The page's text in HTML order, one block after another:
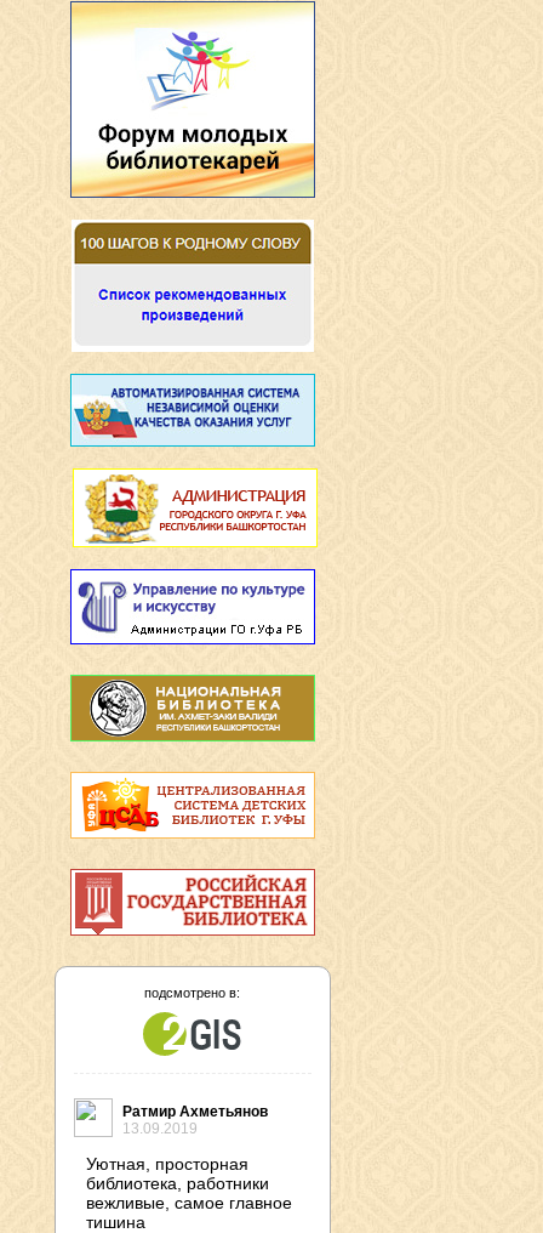
подсмотрено в:
Ратмир Ахметьянов
13.09.2019
Уютная, просторная
библиотека, работники
вежливые, самое главное
тишина